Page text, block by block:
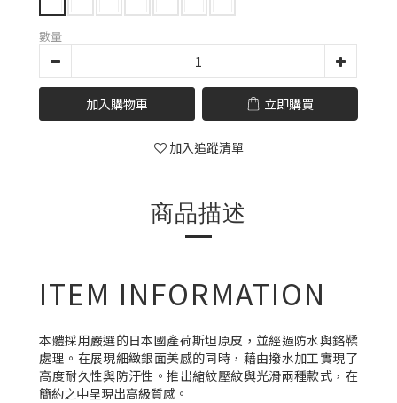
數量
加入購物車 立即購買
加入追蹤清單
商品描述
ITEM INFORMATION
本體採用嚴選的日本國產荷斯坦原皮，並經過防水與鉻鞣
處理。在展現細緻銀面美感的同時，藉由撥水加工實現了
高度耐久性與防汙性。推出縮紋壓紋與光滑兩種款式，在
簡約之中呈現出高級質感。